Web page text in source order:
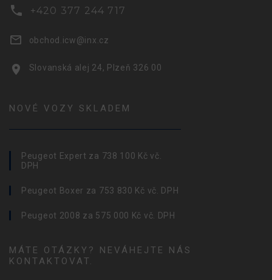
+420 377 244 717
obchod.icw@inx.cz
Slovanská alej 24, Plzeň 326 00
NOVÉ VOZY SKLADEM
Peugeot Expert za 738 100 Kč vč.
DPH
Peugeot Boxer za 753 830 Kč vč. DPH
Peugeot 2008 za 575 000 Kč vč. DPH
MÁTE OTÁZKY? NEVÁHEJTE NÁS
KONTAKTOVAT.